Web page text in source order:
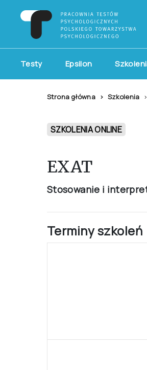
Testy Epsilon
Strona główna Szkolenia
SZKOLENIA ONLINE
EXAT
Stosowanie i
Terminy szkoleń